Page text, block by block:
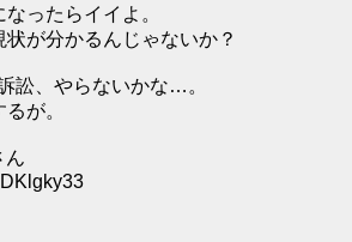
ったらイイよ。
が分かるんじゃないか？
訟、やらないかな…。
が。
ん